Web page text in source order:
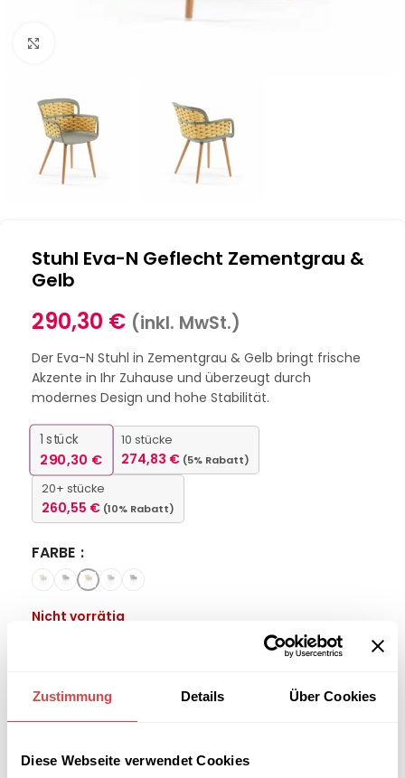
Zustimmung Details Über Cookies
Diese Webseite verwendet Cookies
Stuhl Eva-N Geflecht Zementgrau &
Gelb
290,30 € (inkl. MwSt.)
Der Eva-N Stuhl in Zementgrau & Gelb bringt frische
Akzente in Ihr Zuhause und überzeugt durch
modernes Design und hohe Stabilität.
1 stück
290,30 €
10 stücke
274,83 € (5% Rabatt)
20+ stücke
260,55 € (10% Rabatt)
FARBE
Nicht vorrätig
Stückzahlen?
Kategorie: Sessel & Stühle